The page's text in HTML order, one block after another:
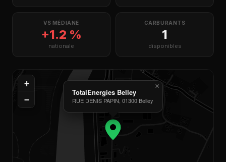
VS MÉDIANE
+1.2 %
nationale
CARBURANTS
1
disponibles
TotalEnergies Belley
RUE DENIS PAPIN, 01300 Belley
×
+
−